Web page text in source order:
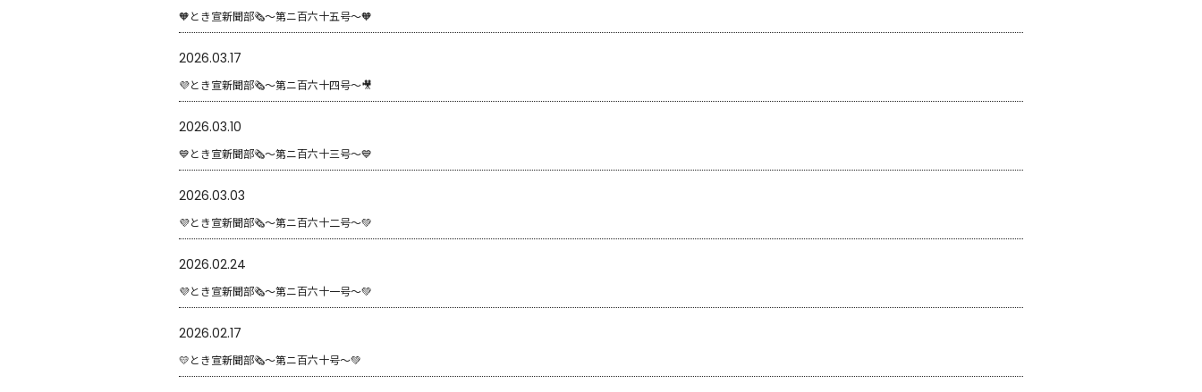
🧡とき宣新聞部🗞〜第ニ百六十五号〜🧡
2026.03.17
💜とき宣新聞部🗞〜第ニ百六十四号〜🎥
2026.03.10
💙とき宣新聞部🗞〜第ニ百六十三号〜💙
2026.03.03
💜とき宣新聞部🗞〜第ニ百六十二号〜💚
2026.02.24
💜とき宣新聞部🗞〜第ニ百六十一号〜💚
2026.02.17
💛とき宣新聞部🗞〜第ニ百六十号〜💚